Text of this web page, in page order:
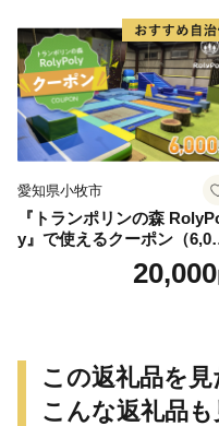
愛知県小牧市
『トランポリンの森
y』で使えるクーポン（
20,000
この返礼品を
こんな返礼品